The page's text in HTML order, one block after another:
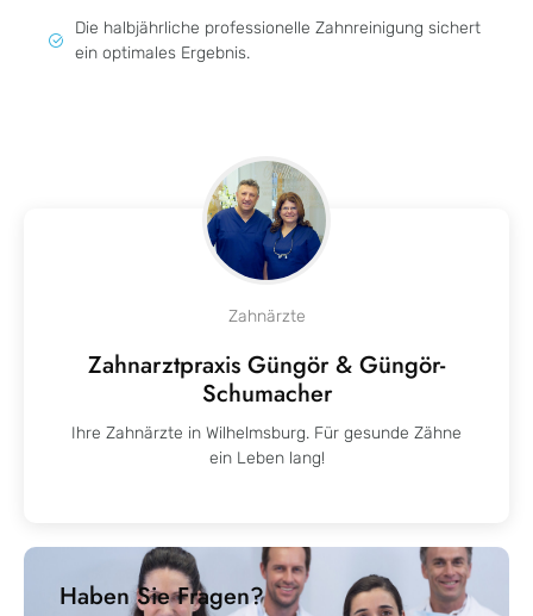
Die halbjährliche professionelle Zahnreinigung sichert
ein optimales Ergebnis.
Zahnärzte
Zahnarztpraxis Güngör & Güngör-
Schumacher
Ihre Zahnärzte in Wilhelmsburg. Für gesunde Zähne
ein Leben lang!
Haben Sie Fragen?